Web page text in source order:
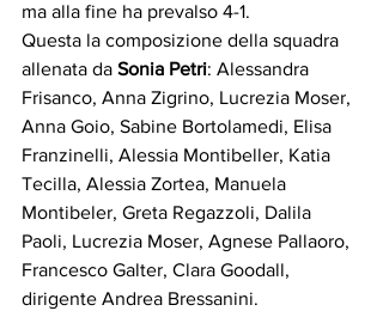
ma alla fine ha prevalso 4-1.
Questa la composizione della squadra
allenata da Sonia Petri: Alessandra
Frisanco, Anna Zigrino, Lucrezia Moser,
Anna Goio, Sabine Bortolamedi, Elisa
Franzinelli, Alessia Montibeller, Katia
Tecilla, Alessia Zortea, Manuela
Montibeler, Greta Regazzoli, Dalila
Paoli, Lucrezia Moser, Agnese Pallaoro,
Francesco Galter, Clara Goodall,
dirigente Andrea Bressanini.